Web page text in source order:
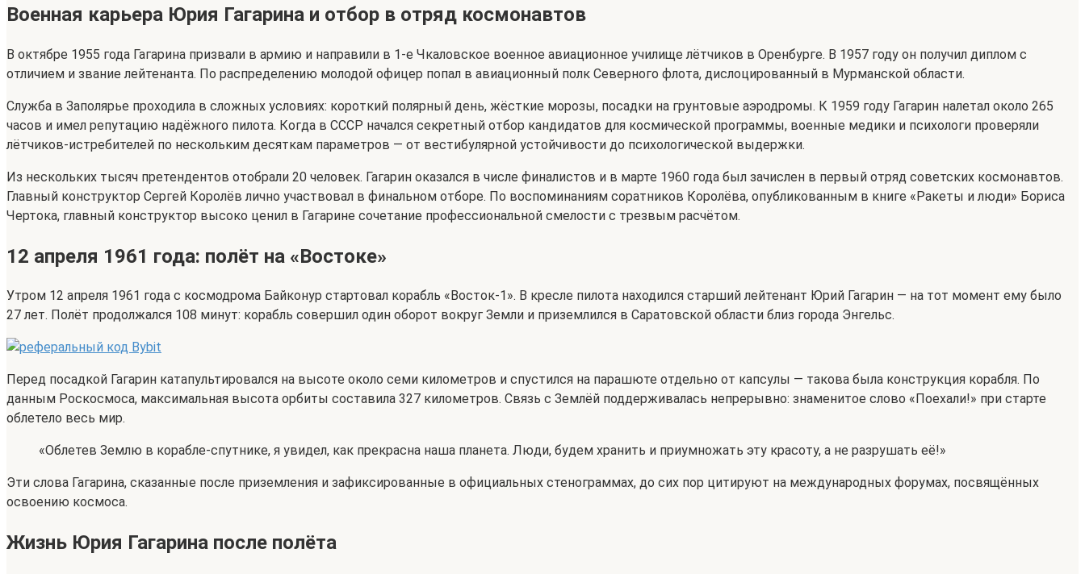
Военная карьера Юрия Гагарина и отбор в отряд космонавтов
В октябре 1955 года Гагарина призвали в армию и направили в 1-е Чкаловское военное авиационное училище лётчиков в Оренбурге. В 1957 году он получил диплом с
отличием и звание лейтенанта. По распределению молодой офицер попал в авиационный полк Северного флота, дислоцированный в Мурманской области.
Служба в Заполярье проходила в сложных условиях: короткий полярный день, жёсткие морозы, посадки на грунтовые аэродромы. К 1959 году Гагарин налетал около 265
часов и имел репутацию надёжного пилота. Когда в СССР начался секретный отбор кандидатов для космической программы, военные медики и психологи проверяли
лётчиков-истребителей по нескольким десяткам параметров — от вестибулярной устойчивости до психологической выдержки.
Из нескольких тысяч претендентов отобрали 20 человек. Гагарин оказался в числе финалистов и в марте 1960 года был зачислен в первый отряд советских космонавтов.
Главный конструктор Сергей Королёв лично участвовал в финальном отборе. По воспоминаниям соратников Королёва, опубликованным в книге «Ракеты и люди» Бориса
Чертока, главный конструктор высоко ценил в Гагарине сочетание профессиональной смелости с трезвым расчётом.
12 апреля 1961 года: полёт на «Востоке»
Утром 12 апреля 1961 года с космодрома Байконур стартовал корабль «Восток-1». В кресле пилота находился старший лейтенант Юрий Гагарин — на тот момент ему было
27 лет. Полёт продолжался 108 минут: корабль совершил один оборот вокруг Земли и приземлился в Саратовской области близ города Энгельс.
Перед посадкой Гагарин катапультировался на высоте около семи километров и спустился на парашюте отдельно от капсулы — такова была конструкция корабля. По
данным Роскосмоса, максимальная высота орбиты составила 327 километров. Связь с Землёй поддерживалась непрерывно: знаменитое слово «Поехали!» при старте
облетело весь мир.
«Облетев Землю в корабле-спутнике, я увидел, как прекрасна наша планета. Люди, будем хранить и приумножать эту красоту, а не разрушать её!»
Эти слова Гагарина, сказанные после приземления и зафиксированные в официальных стенограммах, до сих пор цитируют на международных форумах, посвящённых
освоению космоса.
Жизнь Юрия Гагарина после полёта